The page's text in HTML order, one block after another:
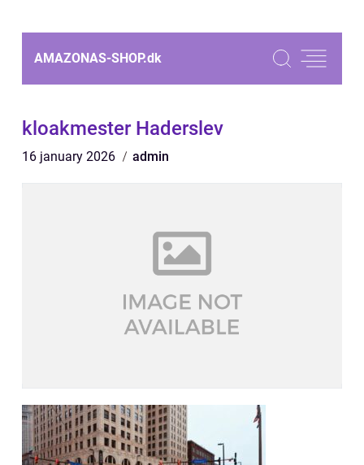
AMAZONAS-SHOP.dk
kloakmester Haderslev
16 january 2026 admin